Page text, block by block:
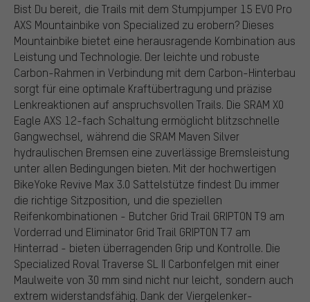
Bist Du bereit, die Trails mit dem Stumpjumper 15 EVO Pro
AXS Mountainbike von Specialized zu erobern? Dieses
Mountainbike bietet eine herausragende Kombination aus
Leistung und Technologie. Der leichte und robuste
Carbon-Rahmen in Verbindung mit dem Carbon-Hinterbau
sorgt für eine optimale Kraftübertragung und präzise
Lenkreaktionen auf anspruchsvollen Trails. Die SRAM X0
Eagle AXS 12-fach Schaltung ermöglicht blitzschnelle
Gangwechsel, während die SRAM Maven Silver
hydraulischen Bremsen eine zuverlässige Bremsleistung
unter allen Bedingungen bieten. Mit der hochwertigen
BikeYoke Revive Max 3.0 Sattelstütze findest Du immer
die richtige Sitzposition, und die speziellen
Reifenkombinationen - Butcher Grid Trail GRIPTON T9 am
Vorderrad und Eliminator Grid Trail GRIPTON T7 am
Hinterrad - bieten überragenden Grip und Kontrolle. Die
Specialized Roval Traverse SL II Carbonfelgen mit einer
Maulweite von 30 mm sind nicht nur leicht, sondern auch
extrem widerstandsfähig. Dank der Viergelenker-